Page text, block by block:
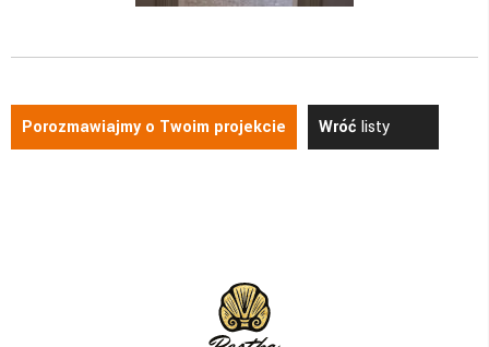
Porozmawiajmy o Twoim projekcie Wróć listy